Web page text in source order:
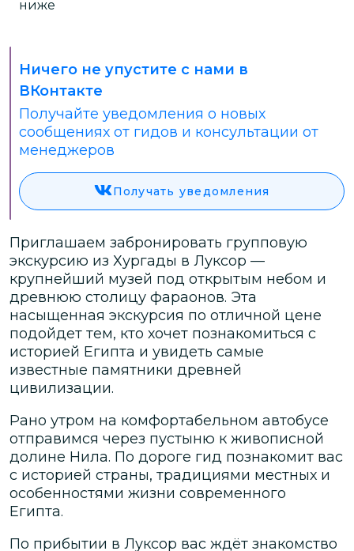
ниже
Ничего не упустите с нами в
ВКонтакте
Получайте уведомления о новых
сообщениях от гидов и консультации от
менеджеров
Получать уведомления
Приглашаем забронировать групповую
экскурсию из Хургады в Луксор —
крупнейший музей под открытым небом и
древнюю столицу фараонов. Эта
насыщенная экскурсия по отличной цене
подойдет тем, кто хочет познакомиться с
историей Египта и увидеть самые
известные памятники древней
цивилизации.
Рано утром на комфортабельном автобусе
отправимся через пустыню к живописной
долине Нила. По дороге гид познакомит вас
с историей страны, традициями местных и
особенностями жизни современного
Египта.
По прибытии в Луксор вас ждёт знакомство